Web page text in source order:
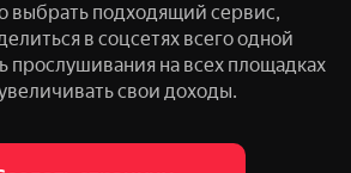
выбрать подходящий сервис,
в соцсетях всего одной
прослушивания на всех площадках
свои доходы.